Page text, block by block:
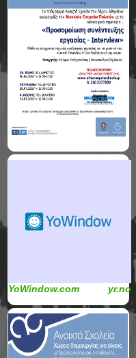
YoWindow.com yr.no